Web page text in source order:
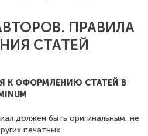
ПРАВИЛА
СТАТЕЙ
К ОФОРМЛЕНИЮ СТАТЕЙ В
должен быть оригинальным, не
печатных